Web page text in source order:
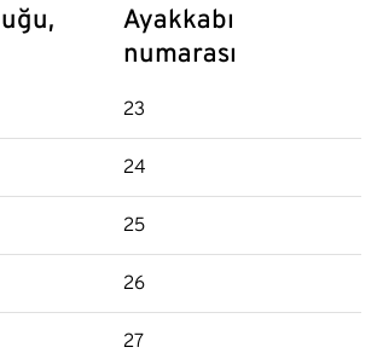
Ayakkabı
numarası
23
24
25
26
27